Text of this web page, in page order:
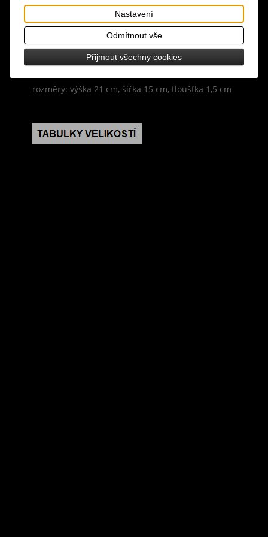
papírového sešitu ve formátu A5 s propracovaným
motivem jedovatých rostlin, je ideální pro psaní
deníku, seznamů úkolů nebo náčrtů a je skvělou
volbou pro milovníky přírody, obsahuje 100 listů /
200 linkovaných stran
rozměry: výška 21 cm, šířka 15 cm, tloušťka 1,5 cm
Nastavení
Odmítnout vše
Přijmout všechny cookies